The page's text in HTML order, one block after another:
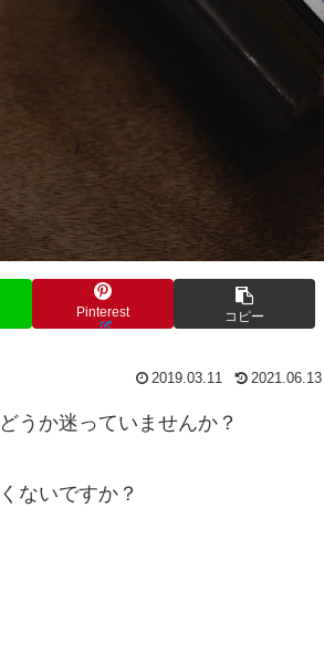
Pinterest コピー
2019.03.11 2021.06.13
うか迷っていませんか？
ないですか？